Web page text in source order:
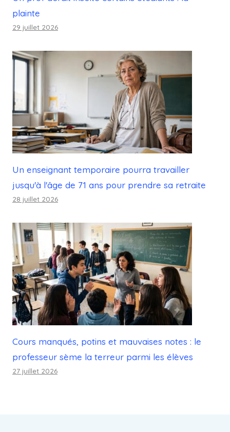
plainte
29 juillet 2026
Un enseignant temporaire pourra travailler
jusqu'à l'âge de 71 ans pour prendre sa retraite
28 juillet 2026
Cours manqués, potins et mauvaises notes : le
professeur sème la terreur parmi les élèves
27 juillet 2026